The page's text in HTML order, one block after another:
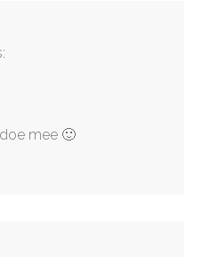
mee 🙂